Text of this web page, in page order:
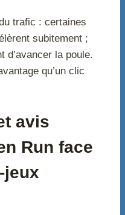
trafic : certaines
subitement ;
d’avancer la poule.
qu’un clic
avis
Run face
jeux